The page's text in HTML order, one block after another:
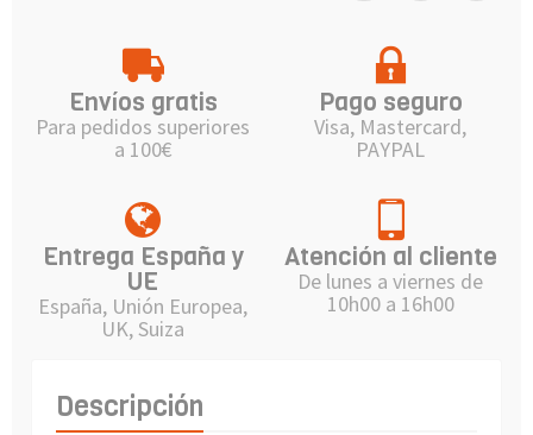
Envíos gratis
Para pedidos superiores
a 100€
Pago seguro
Visa, Mastercard,
PAYPAL
Entrega España y
UE
España, Unión Europea,
UK, Suiza
Atención al cliente
De lunes a viernes de
10h00 a 16h00
Descripción